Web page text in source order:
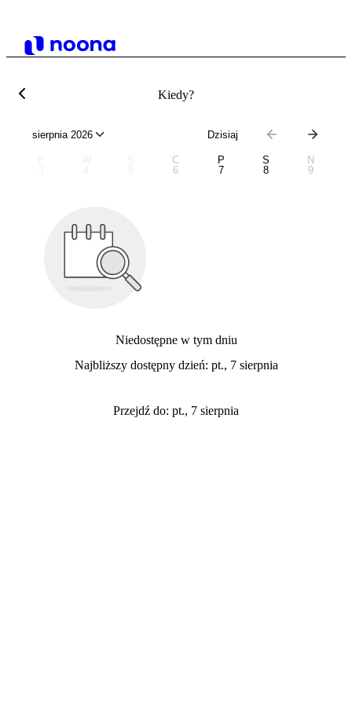
Kiedy?
sierpnia 2026 Dzisiaj
C
6
P
7
S
8
N
9
Niedostępne w tym dniu
Najbliższy dostępny dzień: pt., 7 sierpnia
Przejdź do: pt., 7 sierpnia